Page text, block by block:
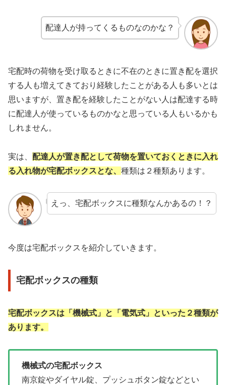
配達人が持ってくるものなのかな？
宅配時の荷物を受け取るときに不在のときに置き配を選択
する人も増えてきており経験したことがある人も多いとは
思いますが、置き配を経験したことがない人は配達する時
に配達人が使っているものかなと思っている人もいるかも
しれません。
実は、 配達人が置き配として荷物を置いておくときに入れ
る入れ物が宅配ボックスとな、 種類は２種類あります。
えっ、宅配ボックスに種類なんかあるの！？
今度は宅配ボックスを紹介していきます。
宅配ボックスの種類
宅配ボックスは「機械式」と「電気式」といった２種類が
あります。
機械式の宅配ボックス
南京錠やダイヤル錠、プッシュボタン錠などとい